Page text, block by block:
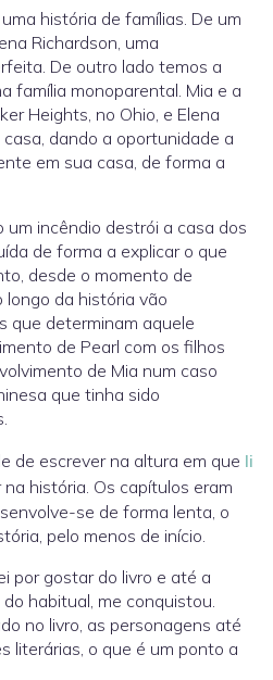
história de famílias. De um
Richardson, uma
De outro lado temos a
família monoparental. Mia e a
Heights, no Ohio, e Elena
dando a oportunidade a
em sua casa, de forma a
incêndio destrói a casa dos
de forma a explicar o que
desde o momento de
longo da história vão
que determinam aquele
de Pearl com os filhos
de Mia num caso
que tinha sido
de escrever na altura em que li
história. Os capítulos eram
se de forma lenta, o
pelo menos de início.
por gostar do livro e até a
habitual, me conquistou.
no livro, as personagens até
literárias, o que é um ponto a